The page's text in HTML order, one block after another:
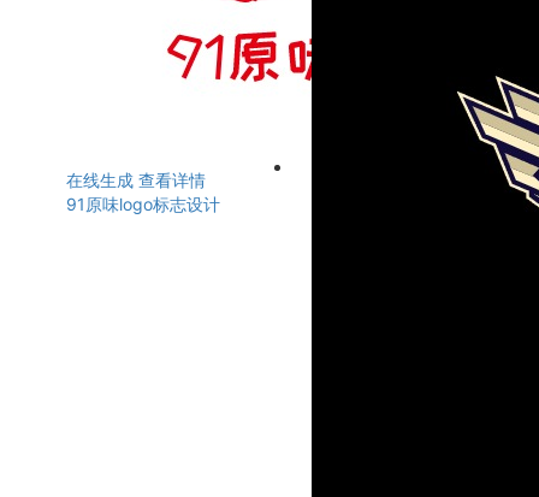
在线生成 查看详情
91原味logo标志设计